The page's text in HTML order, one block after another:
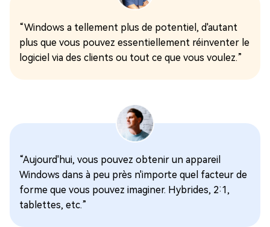
“Windows a tellement plus de potentiel, d'autant
plus que vous pouvez essentiellement réinventer le
logiciel via des clients ou tout ce que vous voulez.”
“Aujourd'hui, vous pouvez obtenir un appareil
Windows dans à peu près n'importe quel facteur de
forme que vous pouvez imaginer. Hybrides, 2:1,
tablettes, etc.”